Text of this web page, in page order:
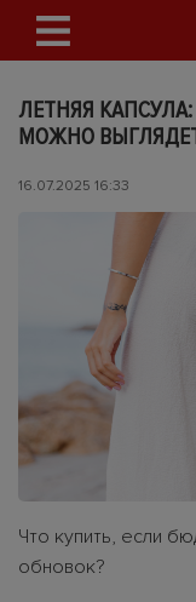
ЛЕТНЯЯ
МОЖНО
16.07.2025 16:33
Что купить, если
обновок?